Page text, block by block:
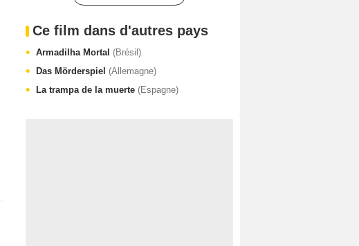
Ce film dans d'autres pays
Armadilha Mortal (Brésil)
Das Mörderspiel (Allemagne)
La trampa de la muerte (Espagne)